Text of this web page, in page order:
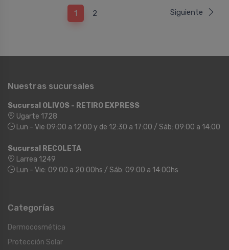
1 2 Siguiente
Nuestras sucursales
Sucursal OLIVOS - RETIRO EXPRESS
Ugarte 1728
Lun - Vie 09:00 a 12:00 y de 12:30 a 17:00 / Sáb: 09:00 a 14:00
Sucursal RECOLETA
Larrea 1249
Lun - Vie: 09:00 a 20:00hs / Sáb: 09:00 a 14:00hs
Categorías
Dermocosmética
Protección Solar